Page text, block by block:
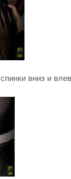
вниз и